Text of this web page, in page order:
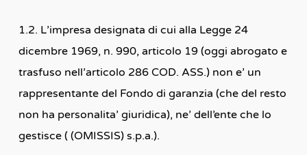
1.2. L’impresa designata di cui alla Legge 24
dicembre 1969, n. 990, articolo 19 (oggi abrogato e
trasfuso nell’articolo 286 COD. ASS.) non e’ un
rappresentante del Fondo di garanzia (che del resto
non ha personalita’ giuridica), ne’ dell’ente che lo
gestisce ( (OMISSIS) s.p.a.).